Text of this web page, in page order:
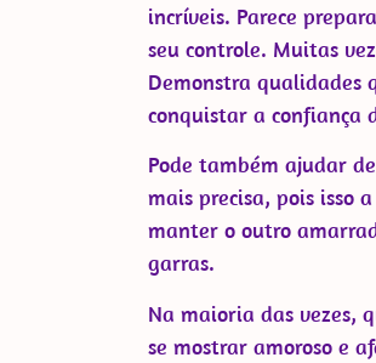
incríveis. Parece
seu controle. Muitas
Demonstra qualidades
conquistar a confiança
Pode também ajudar
mais precisa, pois isso
manter o outro
garras.
Na maioria das vezes,
se mostrar amoroso e